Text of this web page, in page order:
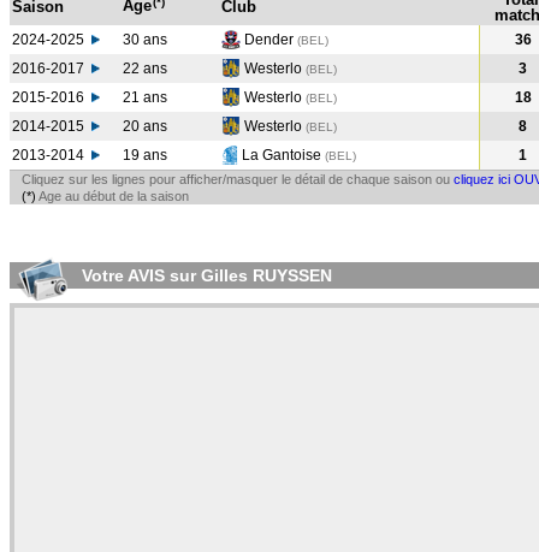
Saison Age Club
2024-2025 30 ans Dender (BEL )
36
2016-2017
22 ans Westerlo (BEL )
3
2015-2016
21 ans Westerlo (BEL )
18
2014-2015
20 ans Westerlo (BEL )
8
2013-2014
19 ans La Gantoise (BEL ) 1
Cliquez sur les lignes pour afficher/masquer le détail de chaque saison ou cliquez ici
(*) Age au début de la saison
Votre AVIS sur Gilles RUYSSEN